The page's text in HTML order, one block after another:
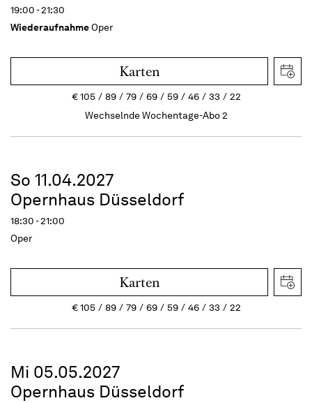
19:00 - 21:30
WiederaufnahmeOper
Karten
€105 89 79 69 59 46 33
22
Wechselnde Wochentage-Abo 2
So 11.04.2027
Opernhaus Düsseldorf
18:30 - 21:00
Oper
Karten
€105 89 79 69 59 46 33 22
Mi 05.05.2027
Opernhaus Düsseldorf